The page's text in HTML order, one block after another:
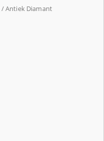
/ Antiek Diamant